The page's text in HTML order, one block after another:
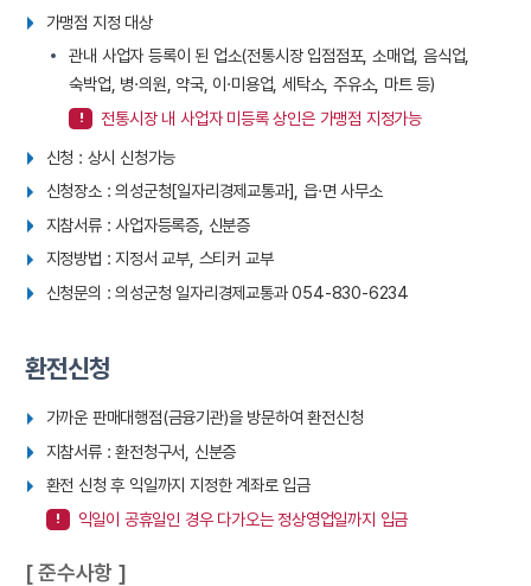
가맹점 지정 대상
관내 사업자 등록이 된 업소(전통시장 입점점포, 소매업, 음식업,
숙박업, 병·의원, 약국, 이·미용업, 세탁소, 주유소, 마트 등)
전통시장 내 사업자 미등록 상인은 가맹점 지정가능
신청 : 상시 신청가능
신청장소 : 의성군청[일자리경제교통과], 읍·면 사무소
지참서류 : 사업자등록증, 신분증
지정방법 : 지정서 교부, 스티커 교부
신청문의 : 의성군청 일자리경제교통과 054-830-6234
환전신청
가까운 판매대행점(금융기관)을 방문하여 환전신청
지참서류 : 환전청구서, 신분증
환전 신청 후 익일까지 지정한 계좌로 입금
익일이 공휴일인 경우 다가오는 정상영업일까지 입금
준수사항